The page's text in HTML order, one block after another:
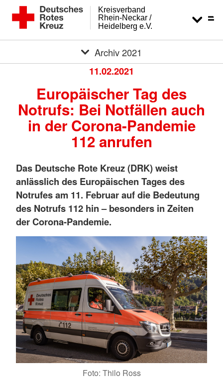
Heidelberg e.V.
Rhein-Neckar /
Kreisverband
Archiv 2021
11.02.2021
Europäischer Tag des
Notrufs: Bei Notfällen auch
in der Corona-Pandemie
112 anrufen
Das Deutsche Rote Kreuz (DRK) weist
anlässlich des Europäischen Tages des
Notrufes am 11. Februar auf die Bedeutung
des Notrufs 112 hin – besonders in Zeiten
der Corona-Pandemie.
Foto: Thilo Ross